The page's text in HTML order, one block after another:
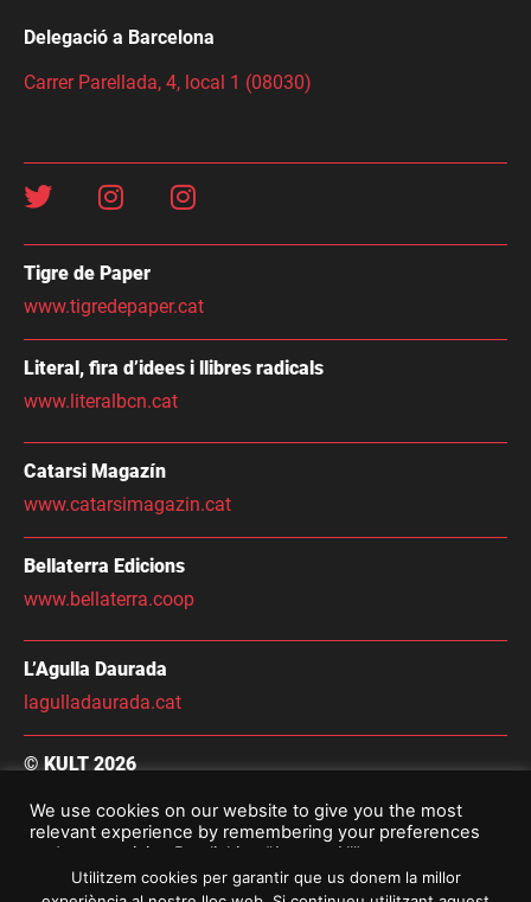
Delegació a Barcelona
Carrer Parellada, 4, local 1 (08030)
Tigre de Paper
www.tigredepaper.cat
Literal, fira d’idees i llibres radicals
www.literalbcn.cat
Catarsi Magazín
www.catarsimagazin.cat
Bellaterra Edicions
www.bellaterra.coop
L’Agulla Daurada
lagulladaurada.cat
© KULT 2026
Condicions Generals de Contractació
Avís Legal i Política De Privacitat
We use cookies on our website to give you the most
relevant experience by remembering your preferences
and repeat visits. By clicking “Accept All”, you consent to
the use of ALL the cookies. However, you may visit
"Cookie Settings" to provide a controlled consent.
Utilitzem cookies per garantir que us donem la millor